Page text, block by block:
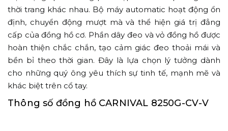
thời trang khác nhau. Bộ máy automatic hoạt động ổn
định, chuyển động mượt mà và thể hiện giá trị đẳng
cấp của đồng hồ cơ. Phần dây đeo và vỏ đồng hồ được
hoàn thiện chắc chắn, tạo cảm giác đeo thoải mái và
bền bỉ theo thời gian. Đây là lựa chọn lý tưởng dành
cho những quý ông yêu thích sự tinh tế, mạnh mẽ và
khác biệt trên cổ tay.
Thông số đồng hồ CARNIVAL 8250G-CV-V